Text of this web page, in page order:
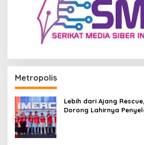
Metropolis
Lebih dari Ajang
Dorong Lahirnya